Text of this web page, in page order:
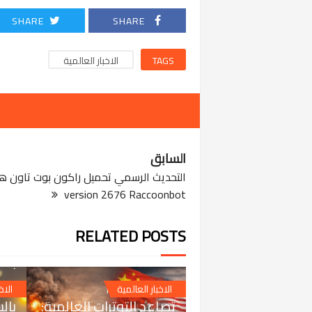
SHARE
SHARE
TAGS الاخبار العالمية
السابق
version 2676 Raccoonbot
RELATED POSTS
الاخبار العالمية
MAR 28, 2026
تصاعد التوترات العالمية: